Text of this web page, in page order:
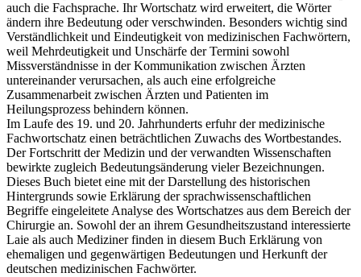
Da keine Sprache ein konstantes Phänomen ist, ändert sich ständig
auch die Fachsprache. Ihr Wortschatz wird erweitert, die Wörter
ändern ihre Bedeutung oder verschwinden. Besonders wichtig sind
Verständlichkeit und Eindeutigkeit von medizinischen Fachwörtern,
weil Mehrdeutigkeit und Unschärfe der Termini sowohl
Missverständnisse in der Kommunikation zwischen Ärzten
untereinander verursachen, als auch eine erfolgreiche
Zusammenarbeit zwischen Ärzten und Patienten im
Heilungsprozess behindern können.
Im Laufe des 19. und 20. Jahrhunderts erfuhr der medizinische
Fachwortschatz einen beträchtlichen Zuwachs des Wortbestandes.
Der Fortschritt der Medizin und der verwandten Wissenschaften
bewirkte zugleich Bedeutungsänderung vieler Bezeichnungen.
Dieses Buch bietet eine mit der Darstellung des historischen
Hintergrunds sowie Erklärung der sprachwissenschaftlichen
Begriffe eingeleitete Analyse des Wortschatzes aus dem Bereich der
Chirurgie an. Sowohl der an ihrem Gesundheitszustand interessierte
Laie als auch Mediziner finden in diesem Buch Erklärung von
ehemaligen und gegenwärtigen Bedeutungen und Herkunft der